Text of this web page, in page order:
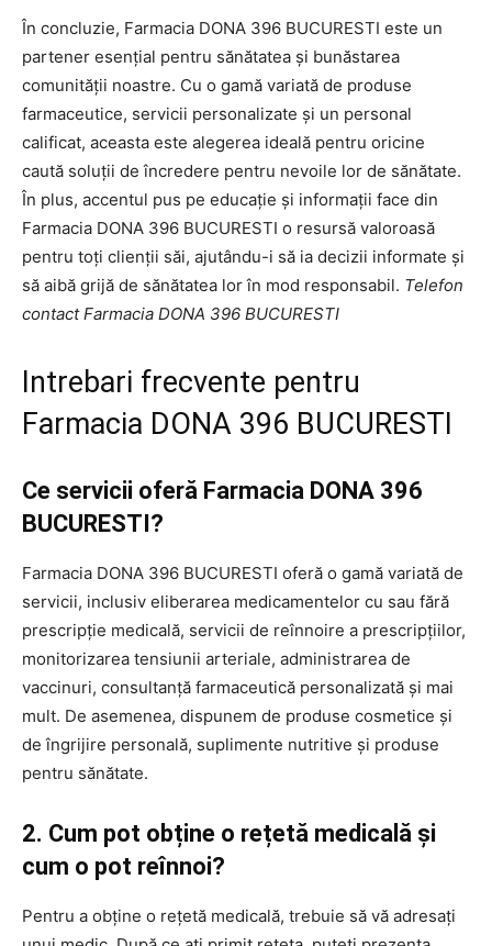
În concluzie, Farmacia DONA 396 BUCURESTI este un
partener esențial pentru sănătatea și bunăstarea
comunității noastre. Cu o gamă variată de produse
farmaceutice, servicii personalizate și un personal
calificat, aceasta este alegerea ideală pentru oricine
caută soluții de încredere pentru nevoile lor de sănătate.
În plus, accentul pus pe educație și informații face din
Farmacia DONA 396 BUCURESTI o resursă valoroasă
pentru toți clienții săi, ajutându-i să ia decizii informate și
să aibă grijă de sănătatea lor în mod responsabil. Telefon
contact Farmacia DONA 396 BUCURESTI
Intrebari frecvente pentru
Farmacia DONA 396 BUCURESTI
Ce servicii oferă Farmacia DONA 396
BUCURESTI?
Farmacia DONA 396 BUCURESTI oferă o gamă variată de
servicii, inclusiv eliberarea medicamentelor cu sau fără
prescripție medicală, servicii de reînnoire a prescripțiilor,
monitorizarea tensiunii arteriale, administrarea de
vaccinuri, consultanță farmaceutică personalizată și mai
mult. De asemenea, dispunem de produse cosmetice și
de îngrijire personală, suplimente nutritive și produse
pentru sănătate.
2. Cum pot obține o rețetă medicală și
cum o pot reînnoi?
Pentru a obține o rețetă medicală, trebuie să vă adresați